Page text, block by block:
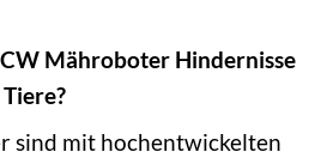
Mähroboter Hindernisse
sind mit hochentwickelten